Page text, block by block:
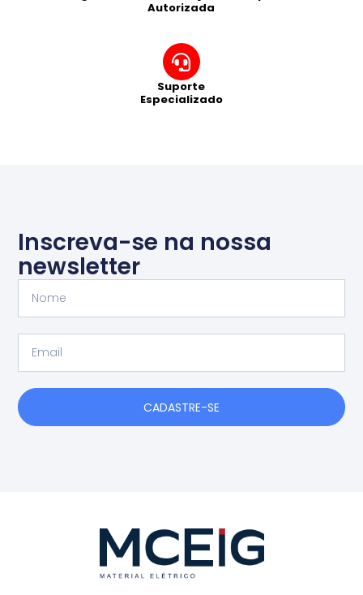
Autorizada
Suporte
Especializado
Inscreva-se na nossa
newsletter
CADASTRE-SE